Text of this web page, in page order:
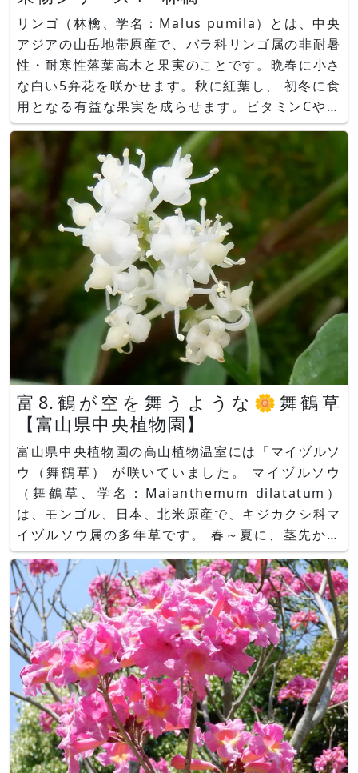
リンゴ（林檎、学名：Malus pumila）とは、中央
アジアの山岳地帯原産で、バラ科リンゴ属の非耐暑
性・耐寒性落葉高木と果実のことです。晩春に小さ
な白い5弁花を咲かせます。秋に紅葉し、 初冬に食
用となる有益な果実を成らせます。ビタミンCや植
物繊維が豊富で、昔から、英国では一日一個のリン
ゴを食べると病気にならず 医者が要らないという
諺があります。 身近な果物で日本全国にとどまら
ず世界各国で食べられ
富8.鶴が空を舞うような🌼舞鶴草
【富山県中央植物園】
富山県中央植物園の高山植物温室には「マイヅルソ
ウ（舞鶴草） が咲いていました。 マイヅルソウ
（舞鶴草、学名：Maianthemum dilatatum）
は、モンゴル、日本、北米原産で、キジカクシ科マ
イヅルソウ属の多年草です。 春～夏に、茎先から
総状花序を伸ばし、白い小さな六弁花を20個ほど
咲かせます。花弁は外側に反り返ります。 マイヅ
ルソウの特徴と名前の由来 マイヅルソウの葉の形
は、ドクダミ